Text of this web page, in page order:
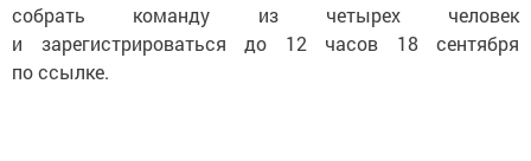
собрать команду из четырех человек
и зарегистрироваться до 12 часов 18 сентября
по ссылке.